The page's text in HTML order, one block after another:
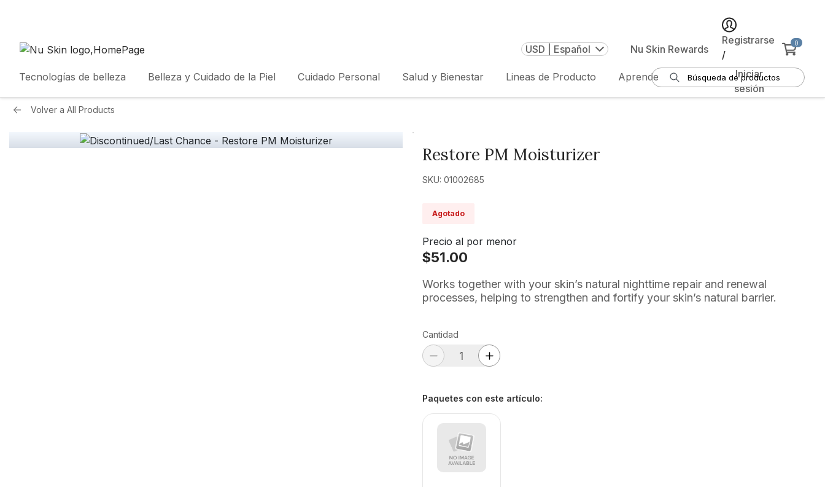
USD | Español Nu Skin Rewards
Registrarse
/
Iniciar
sesión
0
Tecnologías de belleza Belleza y Cuidado de la Piel Cuidado Personal Salud y Bienestar Lineas de Producto Aprende
Volver a All Products
Restore PM Moisturizer
SKU: 01002685
Agotado
Precio al por menor
$51.00
Works together with your skin’s natural nighttime repair and renewal
processes, helping to strengthen and fortify your skin’s natural barrier.
Cantidad
Paquetes con este artículo: